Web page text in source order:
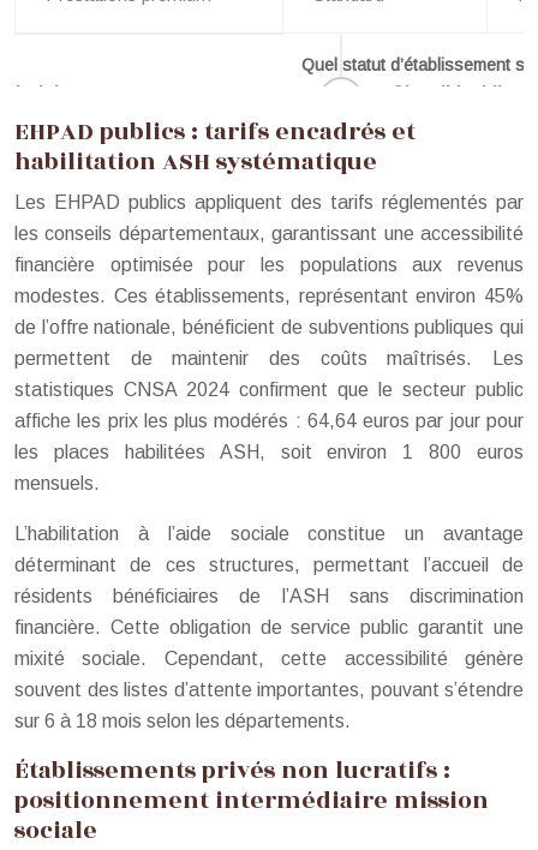
Quel statut d’établissement
EHPAD publics : tarifs encadrés et
habilitation ASH systématique
Les EHPAD publics appliquent des tarifs réglementés par
les conseils départementaux, garantissant une accessibilité
financière optimisée pour les populations aux revenus
modestes. Ces établissements, représentant environ 45%
de l’offre nationale, bénéficient de subventions publiques qui
permettent de maintenir des coûts maîtrisés. Les
statistiques CNSA 2024 confirment que le secteur public
affiche les prix les plus modérés : 64,64 euros par jour pour
les places habilitées ASH, soit environ 1 800 euros
mensuels.
L’habilitation à l’aide sociale constitue un avantage
déterminant de ces structures, permettant l’accueil de
résidents bénéficiaires de l’ASH sans discrimination
financière. Cette obligation de service public garantit une
mixité sociale. Cependant, cette accessibilité génère
souvent des listes d’attente importantes, pouvant s’étendre
sur 6 à 18 mois selon les départements.
Établissements privés non lucratifs :
positionnement intermédiaire mission
sociale